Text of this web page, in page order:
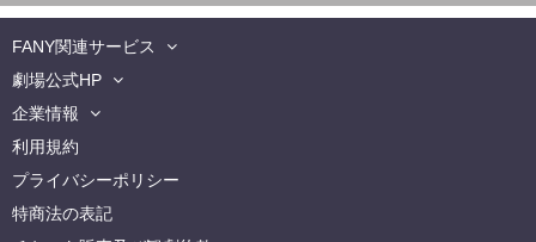
FANY関連サービス
劇場公式HP
企業情報
利用規約
プライバシーポリシー
特商法の表記